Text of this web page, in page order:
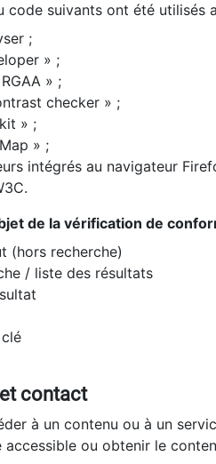
code suivants ont été utilisés
;
» ;
» ;
checker » ;
» ;
» ;
intégrés au navigateur
de la vérification de
(hors recherche)
/ liste des résultats
contact
à un contenu ou à un
ou obtenir le